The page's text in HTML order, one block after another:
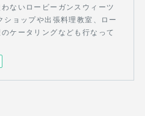
ないロービーガンスウィーツ
ショップや出張料理教室、ロー
ケータリングなども行なって